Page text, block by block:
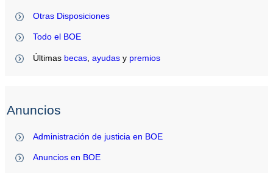
Otras Disposiciones
Todo el BOE
Últimas becas ,ayudas y premios
Anuncios
Administración de justicia en BOE
Anuncios en BOE